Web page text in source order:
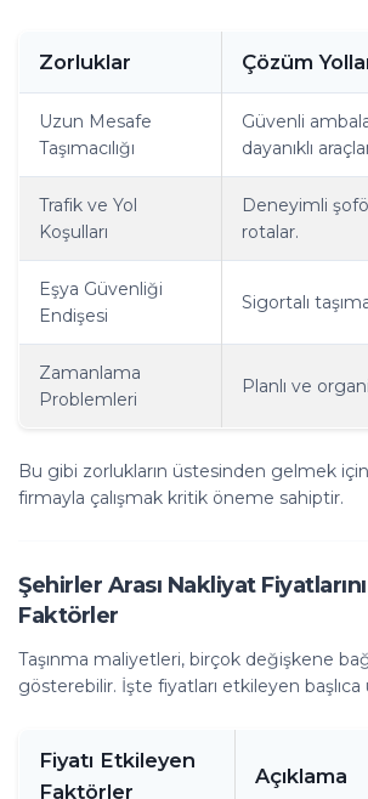
Zorluklar Çözüm
Uzun Mesafe
Taşımacılığı
Güvenli
dayanıklı
Trafik ve Yol
Koşulları
Deneyimli
rotalar.
Eşya Güvenliği
Endişesi
Sigortalı
Zamanlama
Problemleri
Planlı ve
Bu gibi zorlukların üstesinden gelmek
firmayla çalışmak kritik öneme sahiptir.
Şehirler Arası Nakliyat
Faktörler
Taşınma maliyetleri, birçok değişkene
gösterebilir. İşte fiyatları etkileyen başlıca
Fiyatı Etkileyen
Faktörler
Açıklama